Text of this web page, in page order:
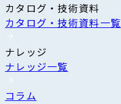
カタログ・技術資料
カタログ・技術資料一覧
ナレッジ
ナレッジ一覧
コラム